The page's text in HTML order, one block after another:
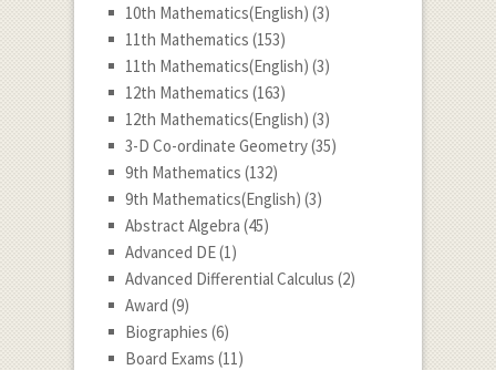
10th Mathematics(English) (3)
11th Mathematics (153)
11th Mathematics(English) (3)
12th Mathematics (163)
12th Mathematics(English) (3)
3-D Co-ordinate Geometry(35)
9th Mathematics (132)
9th Mathematics(English) (3)
Abstract Algebra (45)
Advanced DE(1)
Advanced Differential Calculus (2)
Award (9)
Biographies (6)
Board Exams (11)